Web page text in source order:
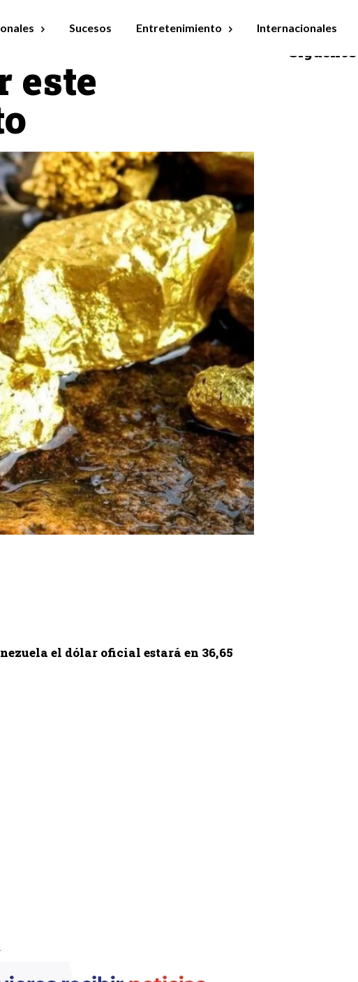
Sucesos Entretenimiento Internacionales
este
el dólar oficial estará en 36,65
Síguenos